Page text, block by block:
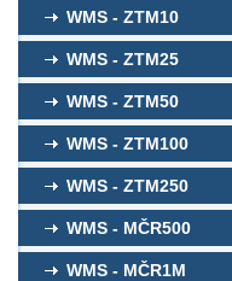
WMS - ZTM10
WMS - ZTM25
WMS - ZTM50
WMS - ZTM100
WMS - ZTM250
WMS - MČR500
WMS - MČR1M